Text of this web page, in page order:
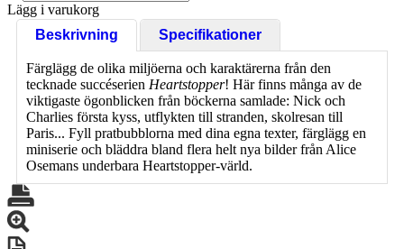
Lägg i varukorg
Beskrivning
Specifikationer
Färglägg de olika miljöerna och karaktärerna från den
tecknade succéserien Heartstopper! Här finns många av de
viktigaste ögonblicken från böckerna samlade: Nick och
Charlies första kyss, utflykten till stranden, skolresan till
Paris... Fyll pratbubblorna med dina egna texter, färglägg en
miniserie och bläddra bland flera helt nya bilder från Alice
Osemans underbara Heartstopper-värld.